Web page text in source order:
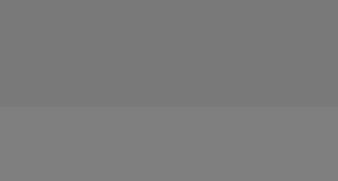
wpływa na produkcję kolagenu i syntezę
serum korzystnie wpływa na naturalną